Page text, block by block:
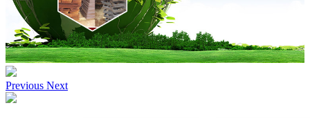
Previous Next